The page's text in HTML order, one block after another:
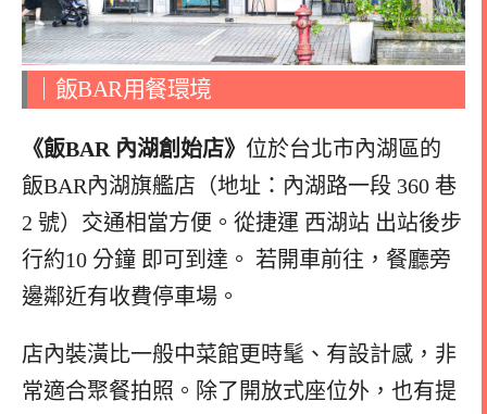
｜飯BAR用餐環境
《飯BAR 內湖創始店》 位於台北市內湖區的
飯BAR內湖旗艦店（地址：內湖路一段 360 巷
2 號）交通相當方便。從捷運 西湖站 出站後步
行約10 分鐘 即可到達。 若開車前往，餐廳旁
邊鄰近有收費停車場。
店內裝潢比一般中菜館更時髦、有設計感，非
常適合聚餐拍照。除了開放式座位外，也有提